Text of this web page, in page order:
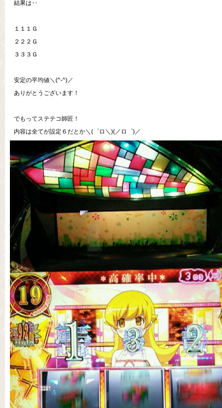
結果は‥
１１１Ｇ
２２２Ｇ
３３３Ｇ
安定の平均値＼(^-^)／
ありがとうございます！
でもってステテコ師匠！
内容は全てが設定６だとか＼(゜ロ＼)(／ロ゜)／